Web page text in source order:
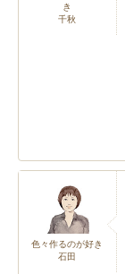
き
千秋
色々作るのが好き
石田